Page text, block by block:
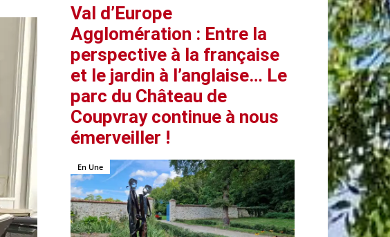
Val d’Europe
Agglomération : Entre la
perspective à la française
et le jardin à l’anglaise… Le
parc du Château de
Coupvray continue à nous
émerveiller !
En Une